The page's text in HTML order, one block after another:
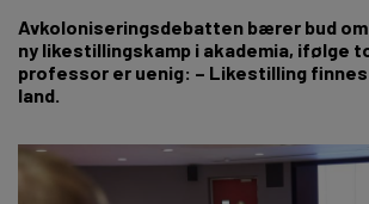
Avkoloniseringsdebatten bærer bud
ny likestillingskamp i akademia, ifølge
professor er uenig: – Likestilling
land.